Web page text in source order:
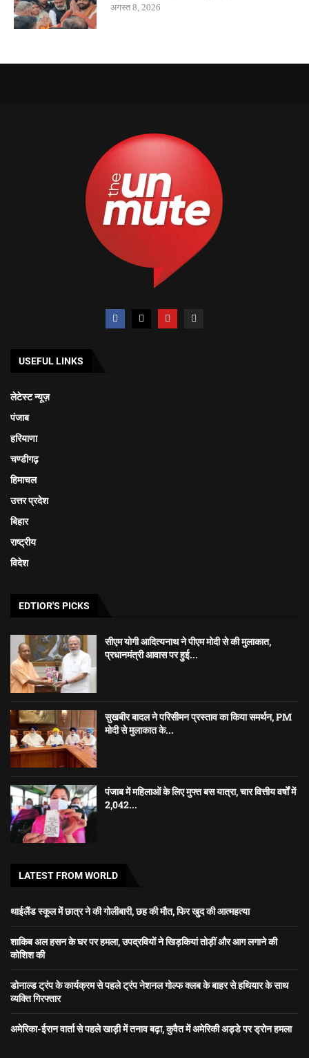
अगस्त 8, 2026
USEFUL LINKS
लेटेस्ट न्यूज़
पंजाब
हरियाणा
चण्डीगढ़
हिमाचल
उत्तर प्रदेश
बिहार
राष्ट्रीय
विदेश
EDTIOR'S PICKS
सीएम योगी आदित्यनाथ ने पीएम मोदी से की मुलाकात,
प्रधानमंत्री आवास पर हुई...
सुखबीर बादल ने परिसीमन प्रस्ताव का किया समर्थन, PM
मोदी से मुलाकात के...
पंजाब में महिलाओं के लिए मुफ्त बस यात्रा, चार वित्तीय वर्षों में
2,042...
LATEST FROM WORLD
थाईलैंड स्कूल में छात्र ने की गोलीबारी, छह की मौत, फिर खुद की आत्महत्या
शाकिब अल हसन के घर पर हमला, उपद्रवियों ने खिड़कियां तोड़ीं और आग लगाने की
कोशिश की
डोनाल्ड ट्रंप के कार्यक्रम से पहले ट्रंप नेशनल गोल्फ क्लब के बाहर से हथियार के साथ
व्यक्ति गिरफ्तार
अमेरिका-ईरान वार्ता से पहले खाड़ी में तनाव बढ़ा, कुवैत में अमेरिकी अड्डे पर ड्रोन हमला